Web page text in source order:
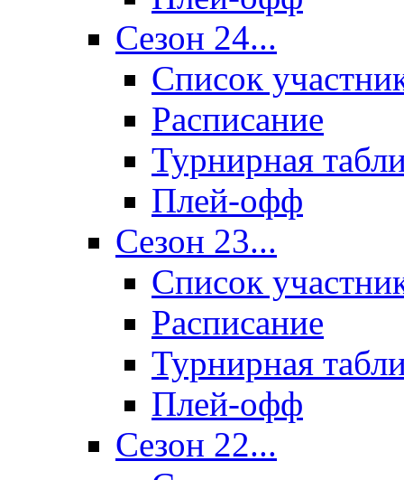
Сезон 24...
Список
Расписание
Турнирная
Плей-офф
Сезон 23...
Список
Расписание
Турнирная
Плей-офф
Сезон 22...